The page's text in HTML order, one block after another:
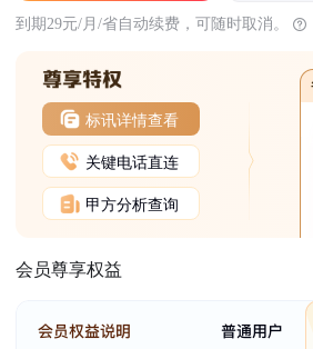
到期29元/月/省自动续费，可随时取消。
标讯详情查看
关键电话直连
甲方分析查询
会员尊享权益